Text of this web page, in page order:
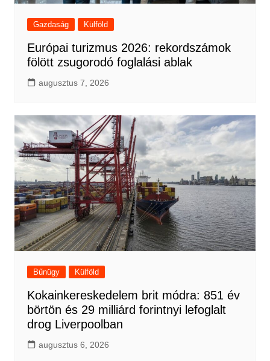
Gazdaság Külföld
Európai turizmus 2026: rekordszámok
fölött zsugorodó foglalási ablak
augusztus 7, 2026
Bűnügy Külföld
Kokainkereskedelem brit módra: 851 év
börtön és 29 milliárd forintnyi lefoglalt
drog Liverpoolban
augusztus 6, 2026